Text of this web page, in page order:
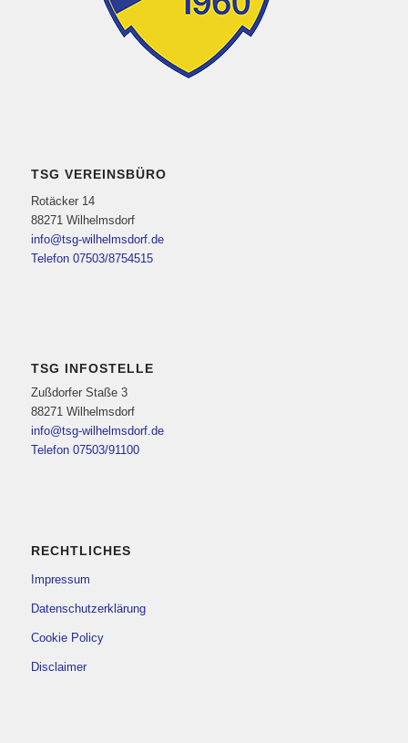
TSG VEREINSBÜRO
Rotäcker 14
88271 Wilhelmsdorf
info@tsg-wilhelmsdorf.de
Telefon 07503/8754515
TSG INFOSTELLE
Zußdorfer Staße 3
88271 Wilhelmsdorf
info@tsg-wilhelmsdorf.de
Telefon 07503/91100
RECHTLICHES
Impressum
Datenschutzerklärung
Cookie Policy
Disclaimer